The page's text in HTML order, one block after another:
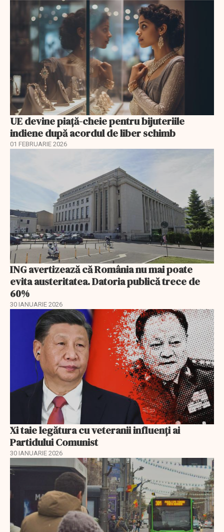
UE devine piață-cheie pentru bijuteriile
indiene după acordul de liber schimb
01 FEBRUARIE 2026
ING avertizează că România nu mai poate
evita austeritatea. Datoria publică trece de
60%
30 IANUARIE 2026
Xi taie legătura cu veteranii influenți ai
Partidului Comunist
30 IANUARIE 2026